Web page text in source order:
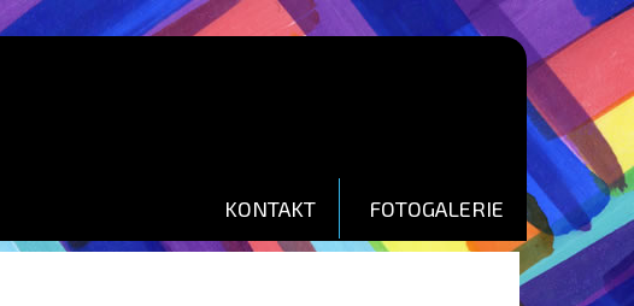
KONTAKT FOTOGALERIE